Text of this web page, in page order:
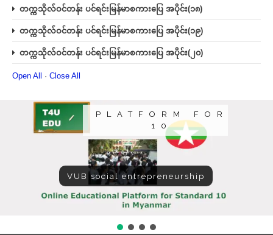
PLATFORM FOR
10
VUB social entrepreneurship
တက္ကသိုလ်ဝင်တန်း ပင်ရင်းမြန်မာစကားပြေ အပိုင်း(၁၈)
တက္ကသိုလ်ဝင်တန်း ပင်ရင်းမြန်မာစကားပြေ အပိုင်း(၁၉)
တက္ကသိုလ်ဝင်တန်း ပင်ရင်းမြန်မာစကားပြေ အပိုင်း(၂၀)
Open All · Close All